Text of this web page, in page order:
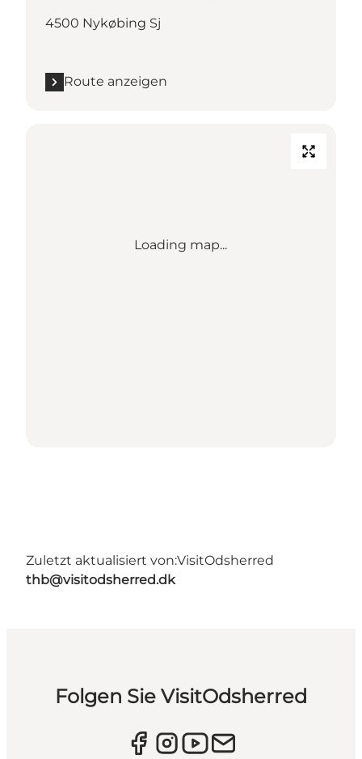
4500 Nykøbing Sj
Route anzeigen
Loading map...
Zuletzt aktualisiert von:VisitOdsherred
thb@visitodsherred.dk
Folgen Sie VisitOdsherred